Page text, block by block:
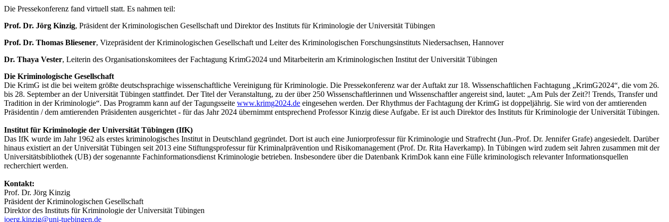
Die Pressekonferenz fand virtuell statt. Es nahmen teil:
Prof. Dr. Jörg Kinzig, Präsident der Kriminologischen Gesellschaft und Direktor des Instituts für Kriminologie der Universität Tübingen
Prof. Dr. Thomas Bliesener, Vizepräsident der Kriminologischen Gesellschaft und Leiter des Kriminologischen Forschungsinstituts Niedersachsen, Hannover
Dr. Thaya Vester, Leiterin des Organisationskomitees der Fachtagung KrimG2024 und Mitarbeiterin am Kriminologischen Institut der Universität Tübingen
Die Kriminologische Gesellschaft
Die KrimG ist die bei weitem größte deutschsprachige wissenschaftliche Vereinigung für Kriminologie. Die Pressekonferenz war der Auftakt zur 18. Wissenschaftlichen Fachtagung „KrimG2024“, die vom 26.
bis 28. September an der Universität Tübingen stattfindet. Der Titel der Veranstaltung, zu der über 250 Wissenschaftlerinnen und Wissenschaftler angereist sind, lautet: „Am Puls der Zeit?! Trends, Transfer und
Tradition in der Kriminologie“. Das Programm kann auf der Tagungsseite www.krimg2024.de eingesehen werden. Der Rhythmus der Fachtagung der KrimG ist doppeljährig. Sie wird von der amtierenden
Präsidentin / dem amtierenden Präsidenten ausgerichtet - für das Jahr 2024 übernimmt entsprechend Professor Kinzig diese Aufgabe. Er ist auch Direktor des Instituts für Kriminologie der Universität Tübingen.
Institut für Kriminologie der Universität Tübingen (IfK)
Das IfK wurde im Jahr 1962 als erstes kriminologisches Institut in Deutschland gegründet. Dort ist auch eine Juniorprofessur für Kriminologie und Strafrecht (Jun.-Prof. Dr. Jennifer Grafe) angesiedelt. Darüber
hinaus existiert an der Universität Tübingen seit 2013 eine Stiftungsprofessur für Kriminalprävention und Risikomanagement (Prof. Dr. Rita Haverkamp). In Tübingen wird zudem seit Jahren zusammen mit der
Universitätsbibliothek (UB) der sogenannte Fachinformationsdienst Kriminologie betrieben. Insbesondere über die Datenbank KrimDok kann eine Fülle kriminologisch relevanter Informationsquellen
recherchiert werden.
Kontakt:
Prof. Dr. Jörg Kinzig
Präsident der Kriminologischen Gesellschaft
Direktor des Instituts für Kriminologie der Universität Tübingen
joerg.kinzig@uni-tuebingen.de